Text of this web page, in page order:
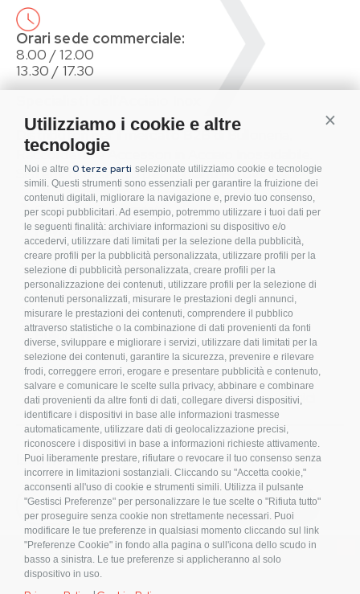
Utilizziamo i cookie e altre
tecnologie
Noi e altre 0 terze parti selezionate utilizziamo cookie e tecnologie
simili. Questi strumenti sono essenziali per garantire la fruizione dei
contenuti digitali, migliorare la navigazione e, previo tuo consenso,
per scopi pubblicitari. Ad esempio, potremmo utilizzare i tuoi dati per
le seguenti finalità: archiviare informazioni su dispositivo e/o
accedervi, utilizzare dati limitati per la selezione della pubblicità,
creare profili per la pubblicità personalizzata, utilizzare profili per la
selezione di pubblicità personalizzata, creare profili per la
personalizzazione dei contenuti, utilizzare profili per la selezione di
contenuti personalizzati, misurare le prestazioni degli annunci,
misurare le prestazioni dei contenuti, comprendere il pubblico
attraverso statistiche o la combinazione di dati provenienti da fonti
diverse, sviluppare e migliorare i servizi, utilizzare dati limitati per la
selezione dei contenuti, garantire la sicurezza, prevenire e rilevare
frodi, correggere errori, erogare e presentare pubblicità e contenuto,
salvare e comunicare le scelte sulla privacy, abbinare e combinare
dati provenienti da altre fonti di dati, collegare diversi dispositivi,
identificare i dispositivi in base alle informazioni trasmesse
automaticamente, utilizzare dati di geolocalizzazione precisi,
riconoscere i dispositivi in base a informazioni richieste attivamente.
Puoi liberamente prestare, rifiutare o revocare il tuo consenso senza
incorrere in limitazioni sostanziali. Cliccando su "Accetta cookie,"
acconsenti all'uso di cookie e strumenti simili. Utilizza il pulsante
"Gestisci Preferenze" per personalizzare le tue scelte o "Rifiuta tutto"
per proseguire senza cookie non strettamente necessari. Puoi
modificare le tue preferenze in qualsiasi momento cliccando sul link
"Preferenze Cookie" in fondo alla pagina o sull'icona dello scudo in
basso a sinistra. Le tue preferenze si applicheranno al solo
dispositivo in uso.
Orari sede commerciale:
8.00 / 12.00
13.30 / 17.30
Distributori per il mercato B2B di Bulloneria,
Raccorderia e Accessori in Acciaio Inossidabile.
Sistemi di fissaggio per Impianti Fotovoltaici.
Condizioni d’acquisto
Privacy Policy
Cookies
Compliance
Etichettatura Ambientale
FAQ
Bulloneria
Raccorderia
Accessori per Arredo e Nautica
Sistemi di fissaggio per Impianti Fotovoltaici
Iscriviti alla nostra newsletter!
ISCRIVITI